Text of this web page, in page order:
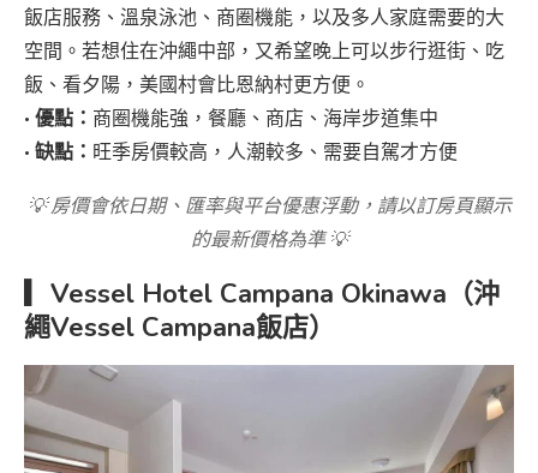
飯店服務、溫泉泳池、商圈機能，以及多人家庭需要的大
空間。若想住在沖繩中部，又希望晚上可以步行逛街、吃
飯、看夕陽，美國村會比恩納村更方便。
• 優點： 商圈機能強，餐廳、商店、海岸步道集中
• 缺點： 旺季房價較高，人潮較多、需要自駕才方便
💡 房價會依日期、匯率與平台優惠浮動，請以訂房頁顯示
的最新價格為準 💡
▎Vessel Hotel Campana Okinawa（沖
繩Vessel Campana飯店）